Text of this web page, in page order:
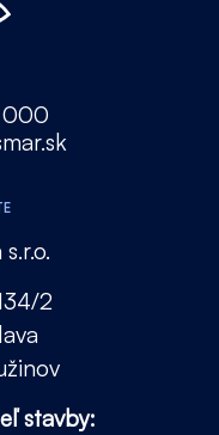
000
2
stavby: